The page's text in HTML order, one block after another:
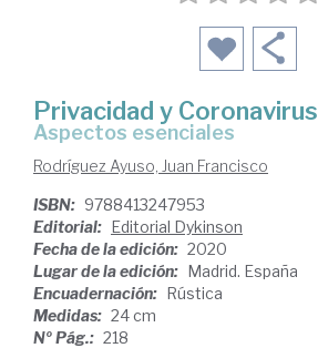
Privacidad y Coronavirus
aspectos esenciales
Rodríguez Ayuso, Juan Francisco
ISBN: 9788413247953
Editorial: Editorial Dykinson
Fecha de la edición: 2020
Lugar de la edición: Madrid. España
Encuadernación: Rústica
Medidas: 24 cm
Nº Pág.: 218